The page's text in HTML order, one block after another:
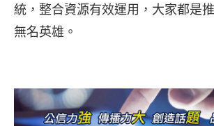
統，整合資源有效運用，大家都是
無名英雄。